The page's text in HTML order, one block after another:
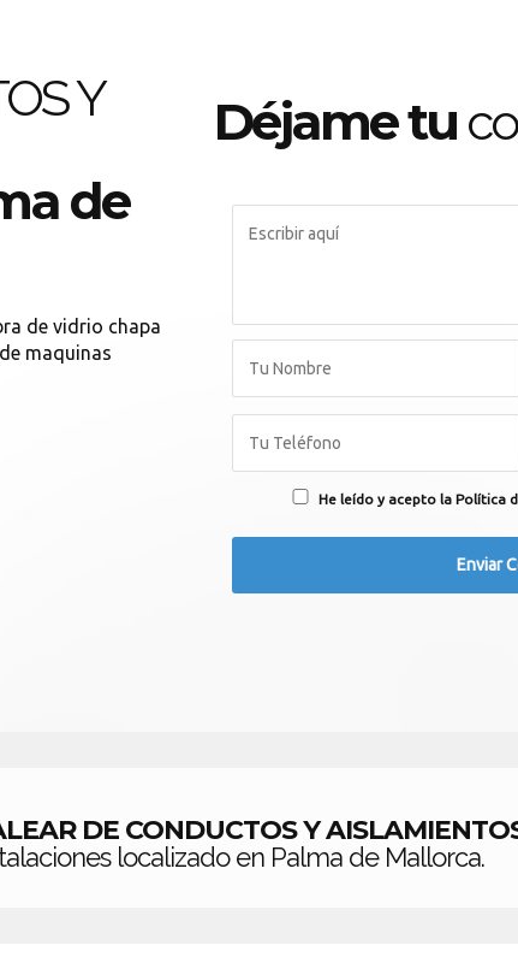
Y
de
de vidrio chapa
maquinas
Déjame tu
He leído y acepto la Política
DE CONDUCTOS Y
localizado en Palma de Mallorca.